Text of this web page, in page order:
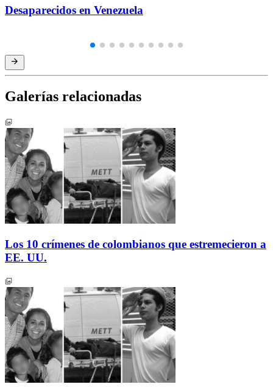
Desaparecidos en Venezuela
Galerías relacionadas
Los 10 crímenes de colombianos que estremecieron a
EE. UU.